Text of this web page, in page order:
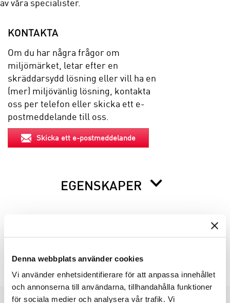
Denna webbplats använder cookies
Vi använder enhetsidentifierare för att anpassa innehållet
och annonserna till användarna, tillhandahålla funktioner
för sociala medier och analysera vår trafik. Vi
av våra specialister.
KONTAKTA
Om du har några frågor om
miljömärket, letar efter en
skräddarsydd lösning eller vill ha en
(mer) miljövänlig lösning, kontakta
oss per telefon eller skicka ett e-
postmeddelande till oss.
Skicka ett e-postmeddelande
EGENSKAPER
INFO INNAN DU ORDERAR